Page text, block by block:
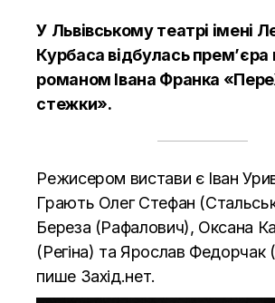
У Львівському театрі імені
Курбаса відбулась прем’єра
романом Івана Франка
стежки».
Режисером вистави є Іван
Грають Олег Стефан
Береза (Рафалович), Оксана
(Регіна) та Ярослав Федорчак
пише Захід.нет.